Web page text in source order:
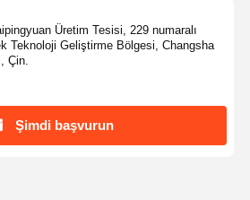
Üretim Tesisi, 229 numaralı
Teknoloji Geliştirme Bölgesi, Changsha
Çin.
Şimdi başvurun